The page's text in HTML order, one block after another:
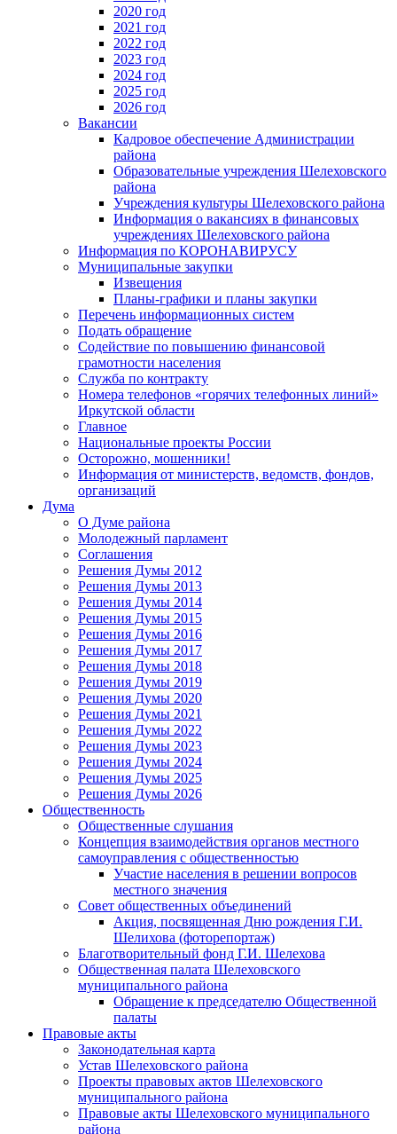
2020 год
2021 год
2022 год
2023 год
2024 год
2025 год
2026 год
Вакансии
Кадровое обеспечение Администрации
района
Образовательные учреждения Шелеховского
района
Учреждения культуры Шелеховского района
Информация о вакансиях в финансовых
учреждениях Шелеховского района
Информация по КОРОНАВИРУСУ
Муниципальные закупки
Извещения
Планы-графики и планы закупки
Перечень информационных систем
Подать обращение
Содействие по повышению финансовой
грамотности населения
Служба по контракту
Номера телефонов «горячих телефонных линий»
Иркутской области
Главное
Национальные проекты России
Осторожно, мошенники!
Информация от министерств, ведомств, фондов,
организаций
Дума
О Думе района
Молодежный парламент
Соглашения
Решения Думы 2012
Решения Думы 2013
Решения Думы 2014
Решения Думы 2015
Решения Думы 2016
Решения Думы 2017
Решения Думы 2018
Решения Думы 2019
Решения Думы 2020
Решения Думы 2021
Решения Думы 2022
Решения Думы 2023
Решения Думы 2024
Решения Думы 2025
Решения Думы 2026
Общественность
Общественные слушания
Концепция взаимодействия органов местного
самоуправления с общественностью
Участие населения в решении вопросов
местного значения
Совет общественных объединений
Акция, посвященная Дню рождения Г.И.
Шелихова (фоторепортаж)
Благотворительный фонд Г.И. Шелехова
Общественная палата Шелеховского
муниципального района
Обращение к председателю Общественной
палаты
Правовые акты
Законодательная карта
Устав Шелеховского района
Проекты правовых актов Шелеховского
муниципального района
Правовые акты Шелеховского муниципального
района